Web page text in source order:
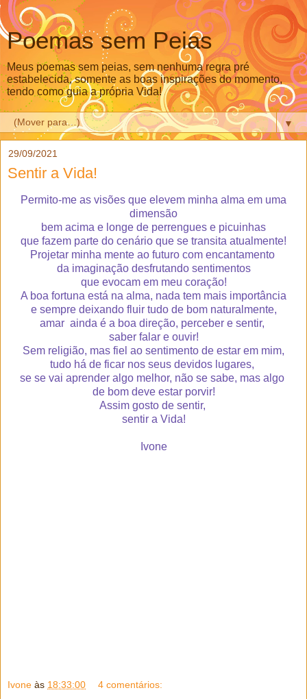
Poemas sem Peias
Meus poemas sem peias, sem nenhuma regra pré
estabelecida, somente as boas inspirações do momento,
tendo como guia a própria Vida!
▼
29/09/2021
Sentir a Vida!
Permito-me as visões que elevem minha alma em uma
dimensão
bem acima e longe de perrengues e picuinhas
que fazem parte do cenário que se transita atualmente!
Projetar minha mente ao futuro com encantamento
da imaginação desfrutando sentimentos
que evocam em meu coração!
A boa fortuna está na alma, nada tem mais importância
e sempre deixando fluir tudo de bom naturalmente,
amar ainda é a boa direção, perceber e sentir,
saber falar e ouvir!
Sem religião, mas fiel ao sentimento de estar em mim,
tudo há de ficar nos seus devidos lugares,
se se vai aprender algo melhor, não se sabe, mas algo
de bom deve estar porvir!
Assim gosto de sentir,
sentir a Vida!
Ivone
Ivone às 18:33:00 4 comentários: